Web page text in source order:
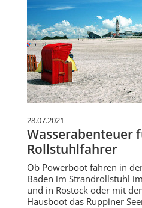
28.07.2021
Wasserabenteuer
Rollstuhlfahrer
Ob Powerboot fahren in
Baden im Strandrollstuhl
und in Rostock oder mit
Hausboot das Ruppiner